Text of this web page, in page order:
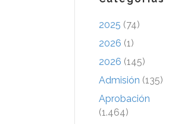
2025 (74)
2026 (1)
2026 (145)
Admisión (135)
Aprobación
(1.464)